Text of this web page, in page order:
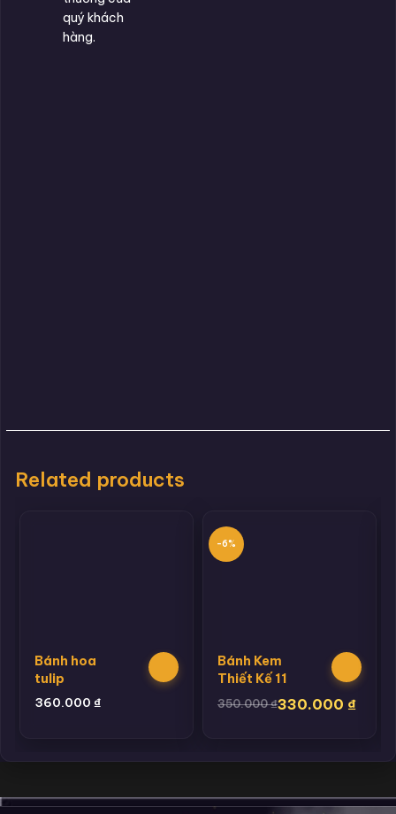
quý khách
hàng.
Related products
Bánh hoa
tulip
360.000 ₫
-6%
Bánh Kem
Thiết Kế 11
350.000₫330.000 ₫